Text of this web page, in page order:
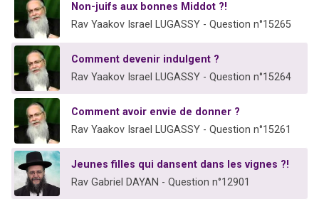
Non-juifs aux bonnes Middot ?!
Rav Yaakov Israel LUGASSY - Question n°15265
Comment devenir indulgent ?
Rav Yaakov Israel LUGASSY - Question n°15264
Comment avoir envie de donner ?
Rav Yaakov Israel LUGASSY - Question n°15261
Jeunes filles qui dansent dans les vignes ?!
Rav Gabriel DAYAN - Question n°12901